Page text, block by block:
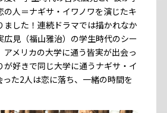
の人＝ナギサ・イワノワを演じたキ
ました！連続ドラマでは描かれなか
広見（福山雅治）の学生時代のシー
アメリカの大学に通う皆実が出会っ
が好きで同じ大学に通うナギサ・イ
った2人は恋に落ち、一緒の時間を